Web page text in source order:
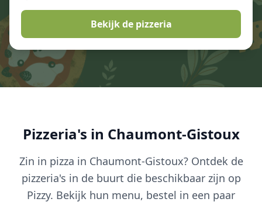
Bekijk de pizzeria
Pizzeria's in Chaumont-Gistoux
Zin in pizza in Chaumont-Gistoux? Ontdek de
pizzeria's in de buurt die beschikbaar zijn op
Pizzy. Bekijk hun menu, bestel in een paar